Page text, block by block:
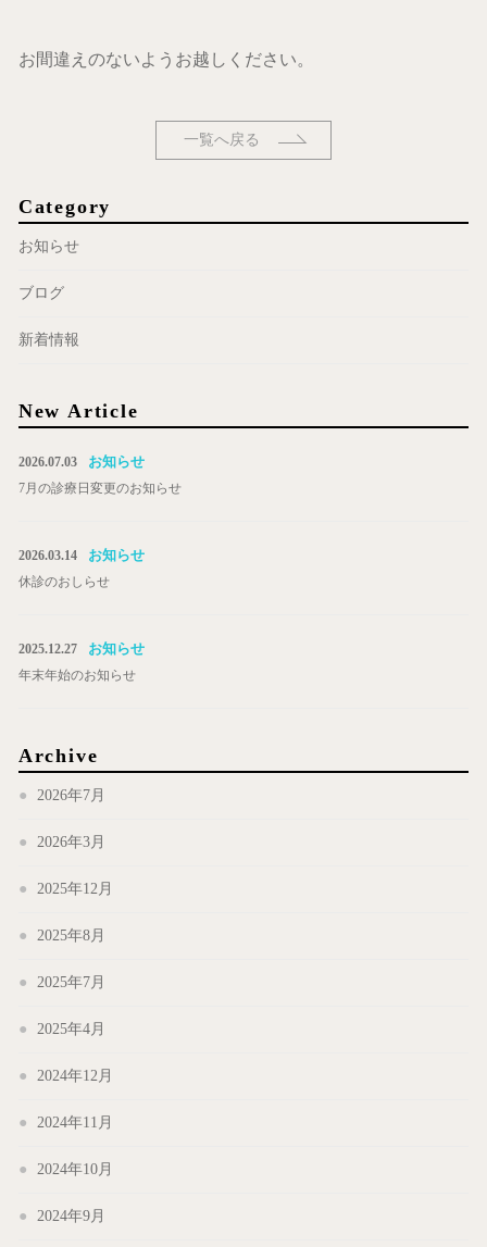
お間違えのないようお越しください。
一覧へ戻る
Category
お知らせ
ブログ
新着情報
New Article
2026.07.03 お知らせ
7月の診療日変更のお知らせ
2026.03.14 お知らせ
休診のおしらせ
2025.12.27 お知らせ
年末年始のお知らせ
Archive
2026年7月
2026年3月
2025年12月
2025年8月
2025年7月
2025年4月
2024年12月
2024年11月
2024年10月
2024年9月